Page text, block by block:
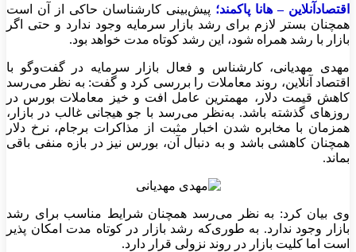
اقتصادآنلاین–هانا پاکمند؛ پیش‌بینی کارشناسان حاکی از آن است
همچنان بستر لازم برای رشد بازار سرمایه وجود ندارد و حتی اگر
بازار با رشد همراه شود، این رشد کوتاه مدت خواهد بود.
مهدی مهدیانی، کارشناس و فعال بازار سرمایه در گفت‌وگو با
اقتصاد آنلاین، روند معاملات را بررسی کرد و گفت: به نظر می‌رسد
کاهش قیمت دلار، مهمترین عامل افت و خیز معاملات بورس در
روزهای گذشته باشد. به‌نظر می‌رسد با جو هیجانی غالب در بازار،
همزمان با مخابره شدن اخبار مثبت از مذاکرات برجام، نرخ دلار
همچنان کاهشی باشد و به دنبال آن، بورس نیز در بازه منفی باقی
بماند.
وی بیان کرد: به نظر می‌رسد همچنان شرایط مناسب برای رشد
بازار وجود ندارد. به طوری‌که رشد بازار در کوتاه مدت امکان پذیر
است اما کلیت بازار در روند نزولی قرار دارد.